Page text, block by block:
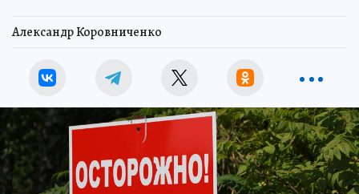
Александр Коровниченко